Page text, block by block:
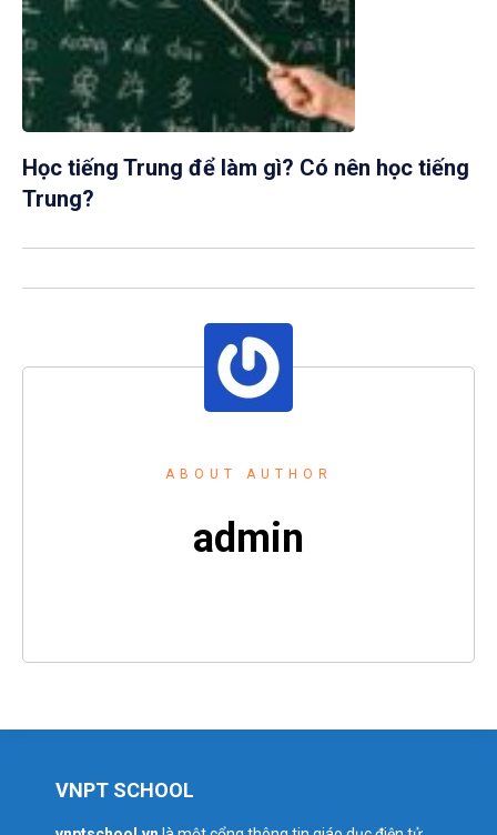
Học tiếng Trung để làm gì? Có nên học tiếng
Trung?
ABOUT AUTHOR
admin
VNPT SCHOOL